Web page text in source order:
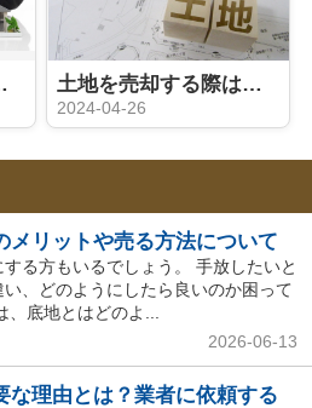
意点を解説 土地を売却する際は測量が必要？境界トラブルを回避しよう！
2024-04-26
メリットや売る方法について
る方もいるでしょう。 手放したいと
、どのようにしたら良いのか困って
底地とはどのよ...
2026-06-13
な理由とは？業者に依頼する